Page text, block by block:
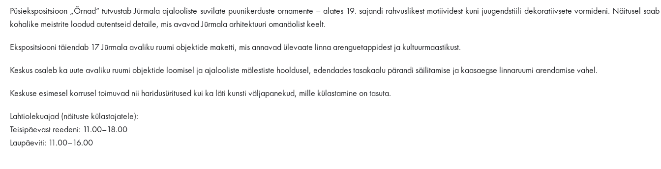
Püsiekspositsioon „Õrnad“ tutvustab Jūrmala ajalooliste suvilate puunikerduste ornamente – alates 19. sajandi rahvuslikest motiividest kuni juugendstiili dekoratiivsete vormideni. Näitusel
kohalike meistrite loodud autentseid detaile, mis avavad Jūrmala arhitektuuri omanäolist keelt.
Ekspositsiooni täiendab 17 Jūrmala avaliku ruumi objektide maketti, mis annavad ülevaate linna arenguetappidest ja kultuurmaastikust.
Keskus osaleb ka uute avaliku ruumi objektide loomisel ja ajalooliste mälestiste hooldusel, edendades tasakaalu pärandi säilitamise ja kaasaegse linnaruumi arendamise vahel.
Keskuse esimesel korrusel toimuvad nii haridusüritused kui ka läti kunsti väljapanekud, mille külastamine on tasuta.
Lahtiolekuajad (näituste külastajatele):
Teisipäevast reedeni: 11.00–18.00
Laupäeviti: 11.00–16.00